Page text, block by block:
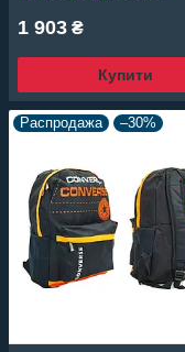
1 903 ₴
Купити
Распродажа –30%